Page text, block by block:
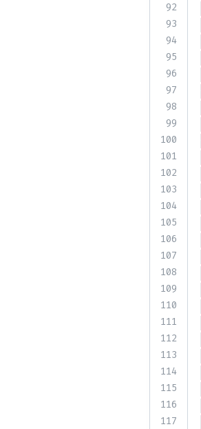
92
93
94
95
96
97
98
99
100
101
102
103
104
105
106
107
108
109
110
111
112
113
114
115
116
117